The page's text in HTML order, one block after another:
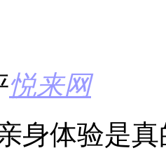
悦来网
身体验是